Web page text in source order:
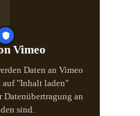
Vimeo
Daten an Vimeo
"Inhalt laden"
Datenübertragung an
sind.